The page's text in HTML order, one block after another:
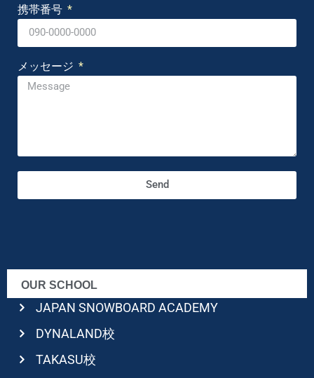
携帯番号
メッセージ
Send
OUR SCHOOL
JAPAN SNOWBOARD ACADEMY
DYNALAND校
TAKASU校